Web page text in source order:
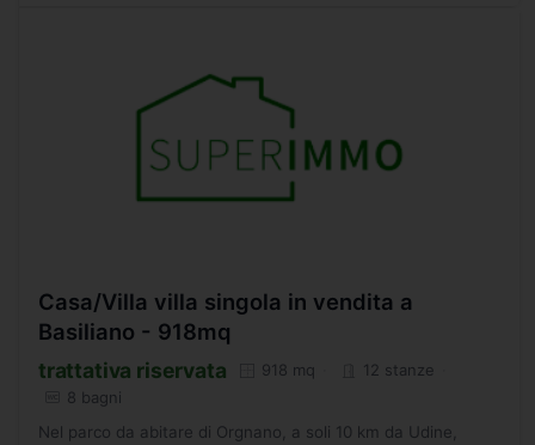
Casa/Villa villa singola in vendita a
Basiliano - 918mq
trattativa riservata 918 mq
12 stanze
8 bagni
Nel parco da abitare di Orgnano, a soli 10 km da Udine,